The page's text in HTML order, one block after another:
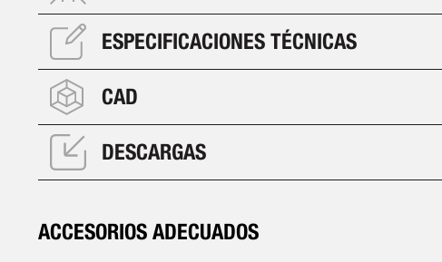
ESPECIFICACIONES TÉCNICAS
CAD
DESCARGAS
ACCESORIOS ADECUADOS